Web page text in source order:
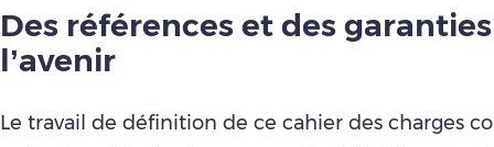
Des références et des garanties
l’avenir
Le travail de définition de ce cahier des charges